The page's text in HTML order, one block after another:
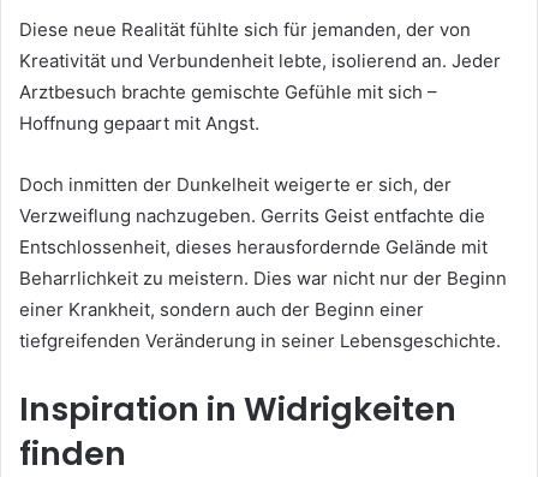
Diese neue Realität fühlte sich für jemanden, der von
Kreativität und Verbundenheit lebte, isolierend an. Jeder
Arztbesuch brachte gemischte Gefühle mit sich –
Hoffnung gepaart mit Angst.
Doch inmitten der Dunkelheit weigerte er sich, der
Verzweiflung nachzugeben. Gerrits Geist entfachte die
Entschlossenheit, dieses herausfordernde Gelände mit
Beharrlichkeit zu meistern. Dies war nicht nur der Beginn
einer Krankheit, sondern auch der Beginn einer
tiefgreifenden Veränderung in seiner Lebensgeschichte.
Inspiration in Widrigkeiten
finden